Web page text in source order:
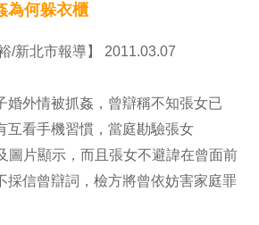
為何躲衣櫃
/新北市報導】 2011.03.07
婚外情被抓姦，曾辯稱不知張女已
互看手機習慣，當庭勘驗張女
圖片顯示，而且張女不避諱在曾面前
採信曾辯詞，檢方將曾依妨害家庭罪